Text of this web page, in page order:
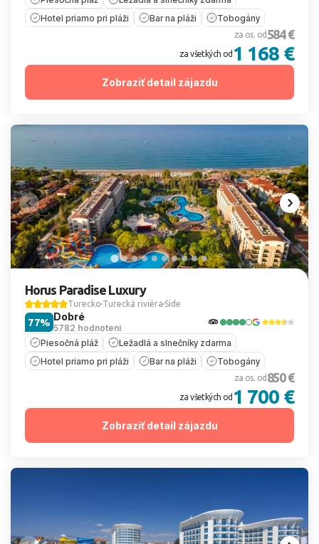
Hotel priamo pri pláži
Bar na pláži Tobogány
za os. od 584 €
za všetkých od 1 168 €
Zobraziť detail zájazdu
Horus Paradise Luxury
Turecko Turecká riviéra Side
Dobré
5782 hodnotení
77%
Piesočná pláž
Ležadlá a slnečníky zdarma
Hotel priamo pri pláži
Bar na pláži Tobogány
za os. od 850 €
za všetkých od 1 700 €
Zobraziť detail zájazdu